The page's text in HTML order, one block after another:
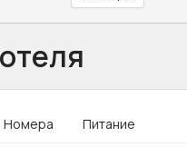
Номера Питание